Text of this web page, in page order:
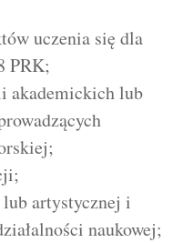
uczenia się dla
PRK;
akademickich lub
artystycznej i
naukowej;